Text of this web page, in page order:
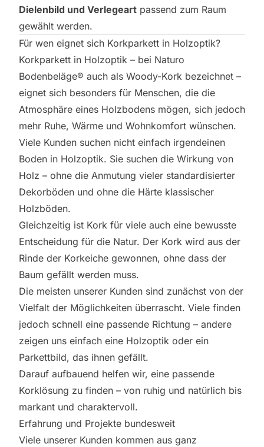
Dielenbild und Verlegeart passend zum Raum
gewählt werden.
Für wen eignet sich Korkparkett in Holzoptik?
Korkparkett in Holzoptik – bei Naturo
Bodenbeläge® auch als Woody-Kork bezeichnet –
eignet sich besonders für Menschen, die die
Atmosphäre eines Holzbodens mögen, sich jedoch
mehr Ruhe, Wärme und Wohnkomfort wünschen.
Viele Kunden suchen nicht einfach irgendeinen
Boden in Holzoptik. Sie suchen die Wirkung von
Holz – ohne die Anmutung vieler standardisierter
Dekorböden und ohne die Härte klassischer
Holzböden.
Gleichzeitig ist Kork für viele auch eine bewusste
Entscheidung für die Natur. Der Kork wird aus der
Rinde der Korkeiche gewonnen, ohne dass der
Baum gefällt werden muss.
Die meisten unserer Kunden sind zunächst von der
Vielfalt der Möglichkeiten überrascht. Viele finden
jedoch schnell eine passende Richtung – andere
zeigen uns einfach eine Holzoptik oder ein
Parkettbild, das ihnen gefällt.
Darauf aufbauend helfen wir, eine passende
Korklösung zu finden – von ruhig und natürlich bis
markant und charaktervoll.
Erfahrung und Projekte bundesweit
Viele unserer Kunden kommen aus ganz